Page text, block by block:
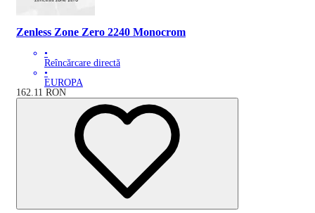
Zenless Zone Zero 2240 Monocrom
•
Reîncărcare directă
•
EUROPA
162.11 RON